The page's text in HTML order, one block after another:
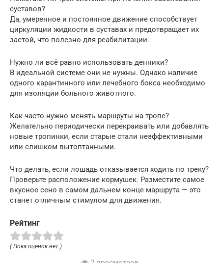
суставов?
Да, умеренное и постоянное движение способствует
циркуляции жидкости в суставах и предотвращает их
застой, что полезно для реабилитации.
Нужно ли всё равно использовать денники?
В идеальной системе они не нужны. Однако наличие
одного карантинного или лечебного бокса необходимо
для изоляции больного животного.
Как часто нужно менять маршруты на тропе?
Желательно периодически перекраивать или добавлять
новые тропинки, если старые стали неэффективными
или слишком вытоптанными.
Что делать, если лошадь отказывается ходить по треку?
Проверьте расположение кормушек. Разместите самое
вкусное сено в самом дальнем конце маршрута — это
станет отличным стимулом для движения.
Рейтинг
( Пока оценок нет )